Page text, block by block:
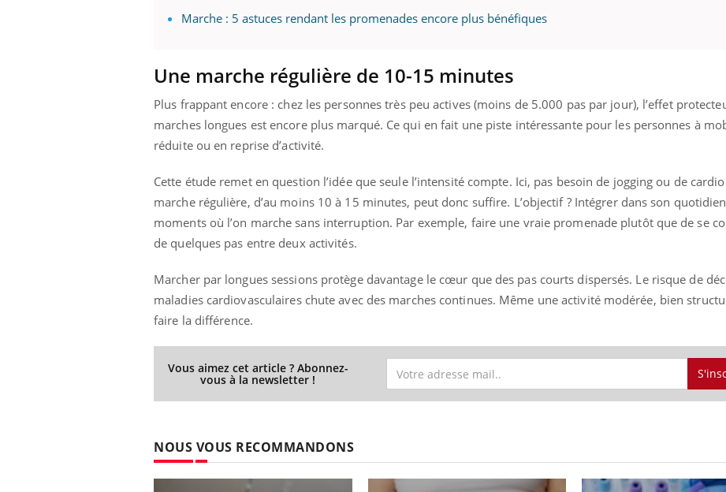
Marche : 5 astuces rendant les promenades encore plus bénéfiques
Une marche régulière de 10-15 minutes
Plus frappant encore : chez les personnes très peu actives (moins de 5.000 pas par jour), l’effet
marches longues est encore plus marqué. Ce qui en fait une piste intéressante pour les personnes à
réduite ou en reprise d’activité.
Cette étude remet en question l’idée que seule l’intensité compte. Ici, pas besoin de jogging ou de
marche régulière, d’au moins 10 à 15 minutes, peut donc suffire. L’objectif ? Intégrer dans son
moments où l’on marche sans interruption. Par exemple, faire une vraie promenade plutôt que de se
de quelques pas entre deux activités.
Marcher par longues sessions protège davantage le cœur que des pas courts dispersés. Le risque de
maladies cardiovasculaires chute avec des marches continues. Même une activité modérée, bien
faire la différence.
Vous aimez cet article ? Abonnez-
vous à la newsletter !
NOUS VOUS RECOMMANDONS
Le Ramadan approche, et, pour de
nombreuses personnes atteintes de
diabète, c'est une période de questions, de
faciliter l’accès à la médecine
préventiveYoutube
santé : l'utilisation d'un « jumeau
numérique » permet ...
Coup de food sur le diabète,
nouveau rendez-vous